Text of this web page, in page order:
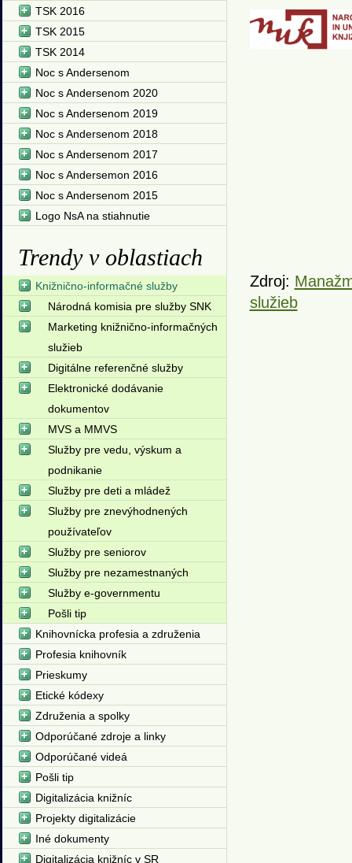
Zdroj:
služieb
TSK 2016
TSK 2015
TSK 2014
Noc s Andersenom
Noc s Andersenom 2020
Noc s Andersenom 2019
Noc s Andersenom 2018
Noc s Andersenom 2017
Noc s Andersemon 2016
Noc s Andersenom 2015
Logo NsA na stiahnutie
Trendy v oblastiach
Knižnično-informačné služby
Národná komisia pre služby SNK
Marketing knižnično-informačných
služieb
Digitálne referenčné služby
Elektronické dodávanie
dokumentov
MVS a MMVS
Služby pre vedu, výskum a
podnikanie
Služby pre deti a mládež
Služby pre znevýhodnených
používateľov
Služby pre seniorov
Služby pre nezamestnaných
Služby e-governmentu
Pošli tip
Knihovnícka profesia a združenia
Profesia knihovník
Prieskumy
Etické kódexy
Združenia a spolky
Odporúčané zdroje a linky
Odporúčané videá
Pošli tip
Digitalizácia knižníc
Projekty digitalizácie
Iné dokumenty
Digitalizácia knižníc v SR